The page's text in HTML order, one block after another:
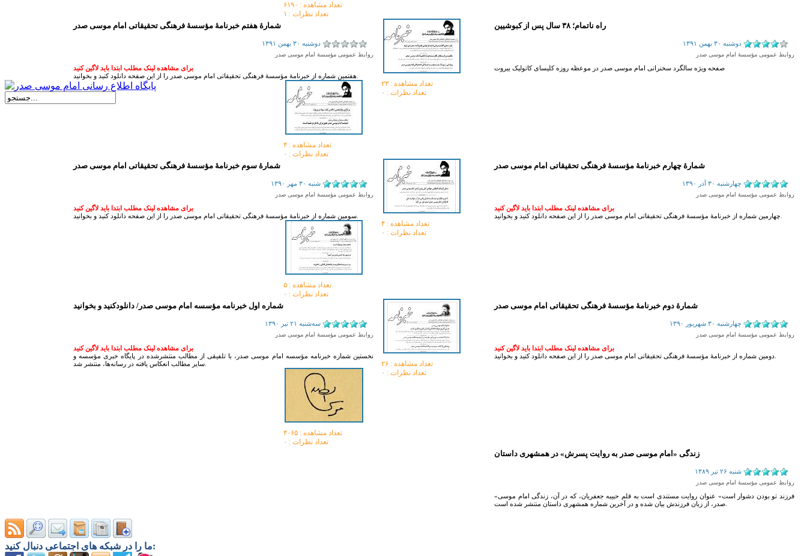
تعداد مشاهده :‌ ۶۱۹۰
تعداد نظرات : ۱
راه ناتمام؛ ۳۸ سال پس از کبوشیین
روابط عمومی مؤسسۀ امام موسی صدر
صفحه ویژه سالگرد سخنرانی امام موسی صدر در موعظه روزه کلیسای کاتولیک بیروت
تعداد مشاهده :‌ ۲۳
تعداد نظرات : ۰
شمارۀ هفتم خبرنامۀ مؤسسۀ فرهنگی تحقیقاتی امام موسی صدر
روابط عمومی مؤسسۀ امام موسی صدر
برای مشاهده لینک مطلب ابتدا باید لاگین کنید
تعداد مشاهده :‌ ۴
تعداد نظرات : ۰
شمارۀ چهارم خبرنامۀ مؤسسۀ فرهنگی تحقیقاتی امام موسی صدر
روابط عمومی مؤسسۀ امام موسی صدر
برای مشاهده لینک مطلب ابتدا باید لاگین کنید
تعداد مشاهده :‌ ۴
تعداد نظرات : ۰
شمارۀ سوم خبرنامۀ مؤسسۀ فرهنگی تحقیقاتی امام موسی صدر
روابط عمومی مؤسسۀ امام موسی صدر
برای مشاهده لینک مطلب ابتدا باید لاگین کنید
تعداد مشاهده :‌ ۵
تعداد نظرات : ۰
شمارۀ دوم خبرنامۀ مؤسسۀ فرهنگی تحقیقاتی امام موسی صدر
روابط عمومی مؤسسۀ امام موسی صدر
برای مشاهده لینک مطلب ابتدا باید لاگین کنید
تعداد مشاهده :‌ ۲۶
تعداد نظرات : ۰
شماره اول خبرنامه مؤسسه امام موسی صدر/ دانلودکنید و بخوانید
روابط عمومی مؤسسۀ امام موسی صدر
برای مشاهده لینک مطلب ابتدا باید لاگین کنید
نخستین شماره خبرنامه مؤسسه امام موسی صدر، با تلفیقی از مطالب منتشرشده در پایگاه خبری مؤسسه و
تعداد مشاهده :‌ ۴۰۶۵
تعداد نظرات : ۰
زندگی «امام موسی صدر به روایت پسرش» در همشهری داستان
روابط عمومی مؤسسۀ امام موسی صدر
«فرزند تو بودن دشوار است» عنوان روایت مستندی است به قلم حبیبه جعفریان، که در آن، زندگی امام موسی
ما را در شبکه های اجتماعی دنبال کنید: